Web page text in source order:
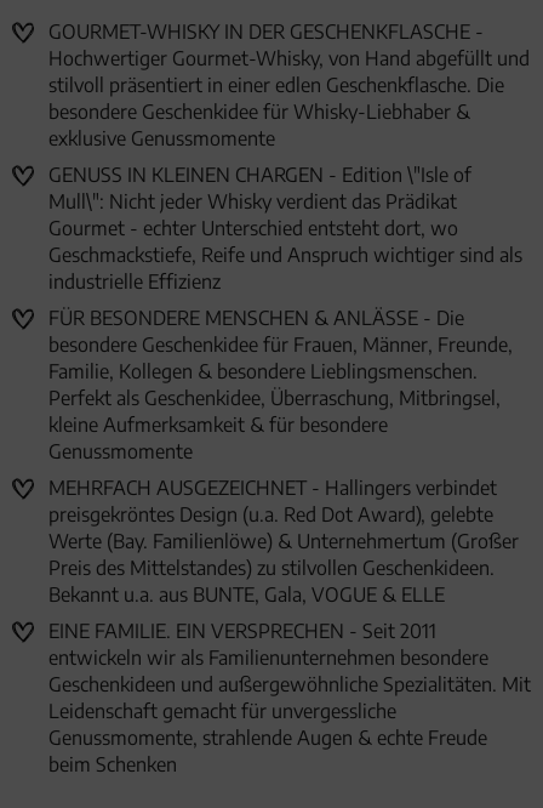
GOURMET-WHISKY IN DER GESCHENKFLASCHE -
Hochwertiger Gourmet-Whisky, von Hand abgefüllt und
stilvoll präsentiert in einer edlen Geschenkflasche. Die
besondere Geschenkidee für Whisky-Liebhaber &
exklusive Genussmomente
GENUSS IN KLEINEN CHARGEN - Edition \"Isle of
Mull\": Nicht jeder Whisky verdient das Prädikat
Gourmet - echter Unterschied entsteht dort, wo
Geschmackstiefe, Reife und Anspruch wichtiger sind als
industrielle Effizienz
FÜR BESONDERE MENSCHEN & ANLÄSSE - Die
besondere Geschenkidee für Frauen, Männer, Freunde,
Familie, Kollegen & besondere Lieblingsmenschen.
Perfekt als Geschenkidee, Überraschung, Mitbringsel,
kleine Aufmerksamkeit & für besondere
Genussmomente
MEHRFACH AUSGEZEICHNET - Hallingers verbindet
preisgekröntes Design (u.a. Red Dot Award), gelebte
Werte (Bay. Familienlöwe) & Unternehmertum (Großer
Preis des Mittelstandes) zu stilvollen Geschenkideen.
Bekannt u.a. aus BUNTE, Gala, VOGUE & ELLE
EINE FAMILIE. EIN VERSPRECHEN - Seit 2011
entwickeln wir als Familienunternehmen besondere
Geschenkideen und außergewöhnliche Spezialitäten. Mit
Leidenschaft gemacht für unvergessliche
Genussmomente, strahlende Augen & echte Freude
beim Schenken